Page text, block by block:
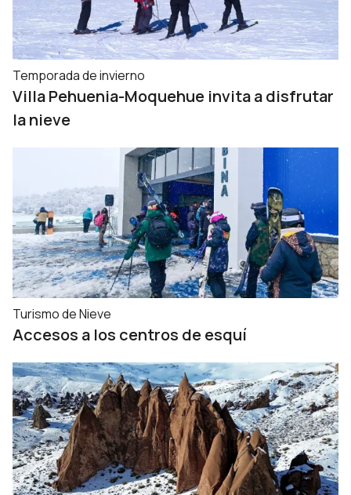
Temporada de invierno
Villa Pehuenia-Moquehue invita a disfrutar
la nieve
Turismo de Nieve
Accesos a los centros de esquí